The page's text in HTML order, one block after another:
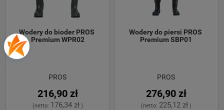
Wodery do bioder PROS
Premium WPR02
PROS
216,90 zł
(netto: 176,34 zł)
Wodery do piersi PROS
Premium SBP01
PROS
276,90 zł
(netto: 225,12 zł)